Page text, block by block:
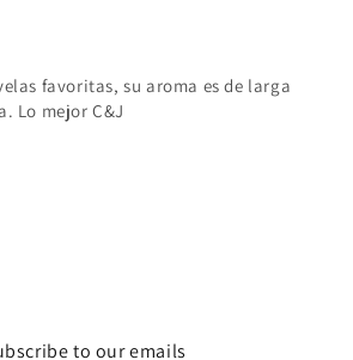
favoritas, su aroma es de larga
Lo mejor C&J
to our emails